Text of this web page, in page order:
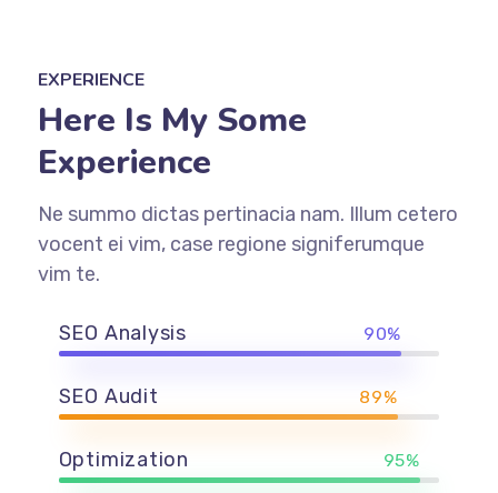
EXPERIENCE
Here Is My Some
Experience
Ne summo dictas pertinacia nam. Illum cetero
vocent ei vim, case regione signiferumque
vim te.
SEO Analysis 90%
SEO Audit 89%
Optimization 95%